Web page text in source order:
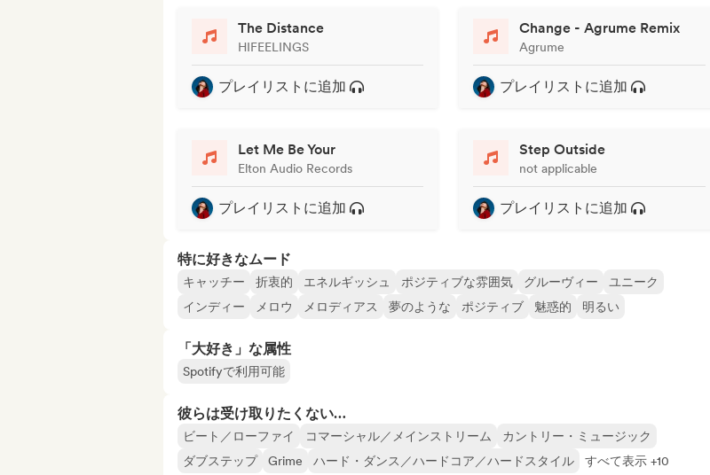
The Distance
HIFEELINGS
プレイリストに追加
Change - Agrume Remix
Agrume
プレイリストに追加
Let Me Be Your
Elton Audio Records
プレイリストに追加
Step Outside
not applicable
プレイリストに追加
特に好きなムード
キャッチー 折衷的 エネルギッシュ ポジティブな雰囲気 グルーヴィー
ユニーク
インディー
メロウ メロディアス 夢のような ポジティブ 魅惑的 明るい
「大好き」な属性
Spotifyで利用可能
彼らは受け取りたくない…
ビート／ローファイ コマーシャル／メインストリーム
カントリー・ミュージック
ダブステップ
Grime ハード・ダンス／ハードコア／ハードスタイル すべて表示 +10